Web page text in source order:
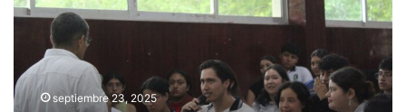
Cultura
Turística
Acayucan
septiembre 23, 2025